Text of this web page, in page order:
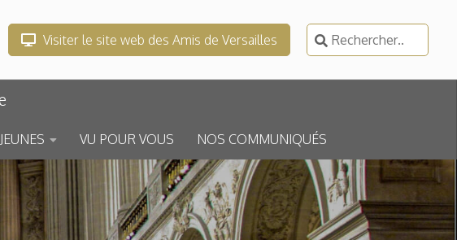
Visiter le site web des Amis de Versailles
Rechercher :
VU POUR VOUS NOS COMMUNIQUÉS